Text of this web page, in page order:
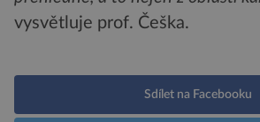
vysvětluje prof. Češka.
Sdílet na Facebooku